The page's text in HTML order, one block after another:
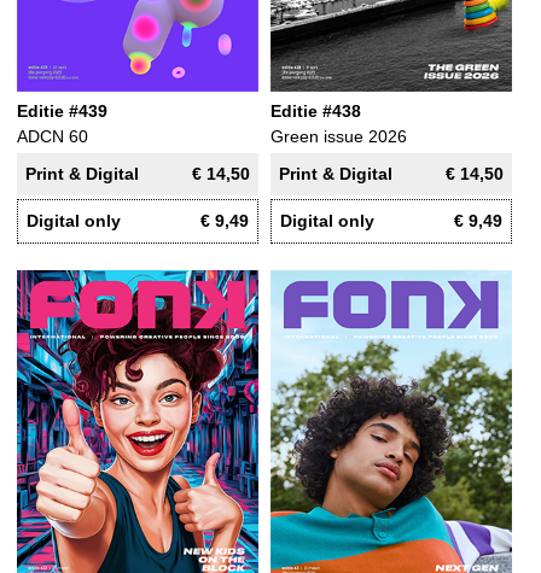
Editie #439
ADCN 60
Print & Digital
€ 14,50
Digital only € 9,49
Editie #438
Green issue 2026
Print & Digital
€ 14,50
Digital only € 9,49